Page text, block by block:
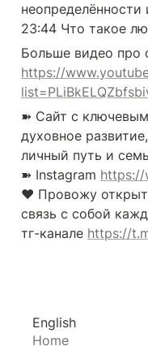
неопределённости
23:44 Что такое
https://
➽ Сайт с
духовное
личный путь и
➽ Instagram https://
❤️ Провожу
связь с собой
тг-канале https://
English
Home